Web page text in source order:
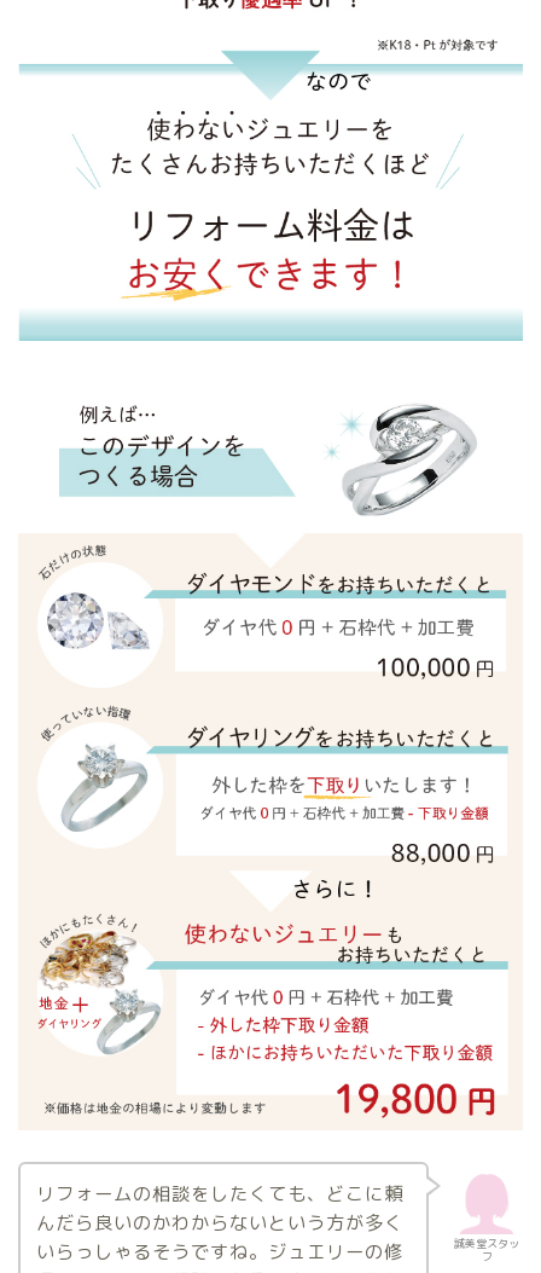
誠美堂スタッ
フ
リフォームの相談をしたくても、どこに頼
んだら良いのかわからないという方が多く
いらっしゃるそうですね。ジュエリーの修